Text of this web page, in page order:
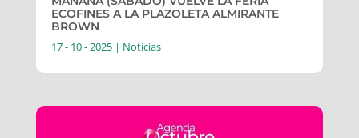
ECOFINES A LA PLAZOLETA ALMIRANTE
BROWN
17 - 10 - 2025| Noticias